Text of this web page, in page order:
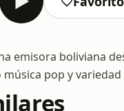
emisora boliviana
pop y